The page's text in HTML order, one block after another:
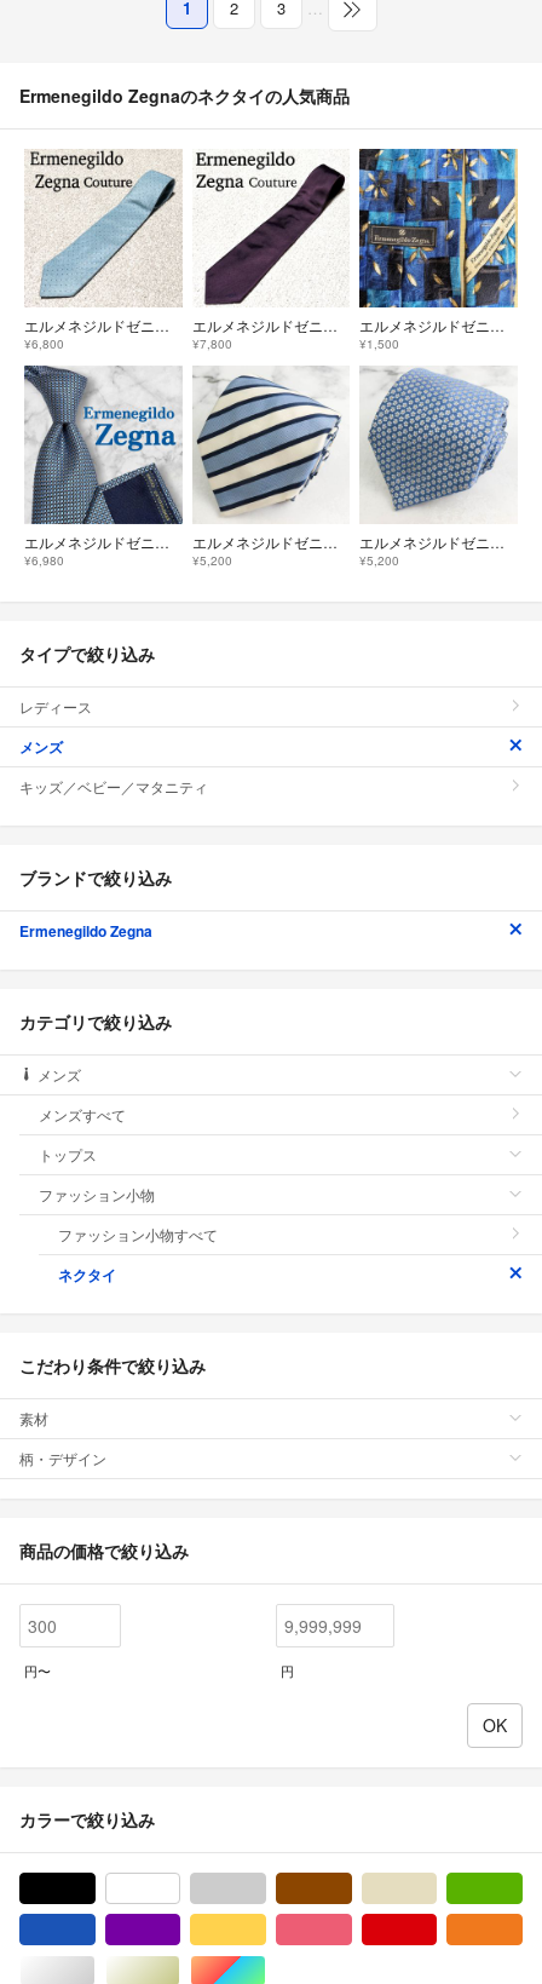
1 2 3 …
Ermenegildo Zegnaのネクタイの人気商品
エルメネジルドゼニアクチュール ネクタイ Zegna Couture XXX
¥6,800
エルメネジルドゼニアクチュール ネクタイ ZegnaCouture XXX刺繍
¥7,800
エルメネジルドゼニア ネクタイ
¥1,500
エルメネジルドゼニア ネクタイ 無地ソリッド ブルー
¥6,980
エルメネジルドゼニア ブランド ネクタイ ストライプ柄 シルク イタリア製 PO メンズ ブルー Ermenegildo Zegna
¥5,200
エルメネジルドゼニア ブランド ネクタイ 小紋柄 花柄 シルク イタリア製 PO メンズ ブルー Ermenegildo Zegna
¥5,200
タイプで絞り込み
レディース
メンズ
キッズ／ベビー／マタニティ
ブランドで絞り込み
Ermenegildo Zegna
カテゴリで絞り込み
メンズ
メンズすべて
トップス
ファッション小物
ファッション小物すべて
ネクタイ
こだわり条件で絞り込み
素材
柄・デザイン
商品の価格で絞り込み
円〜 円
カラーで絞り込み
シルバー/銀色系ゴールド/金色系マルチカラー